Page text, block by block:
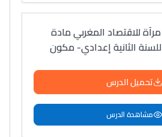
للاقتصاد المغربي مادة
الثانية إعدادي- مكون
تحميل الدرس
مشاهدة الدرس